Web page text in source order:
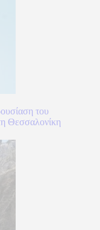
του
Θεσσαλονίκη